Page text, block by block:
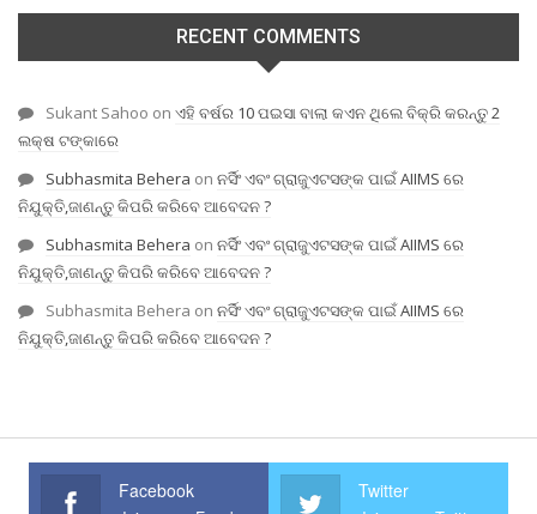
RECENT COMMENTS
Sukant Sahoo on ଏହି ବର୍ଷର 10 ପଇସା ବାଲା କଏନ ଥିଲେ ବିକ୍ରି କରନ୍ତୁ 2
ଲକ୍ଷ ଟଙ୍କାରେ
Subhasmita Behera on ନର୍ସିଂ ଏବଂ ଗ୍ରାଜୁଏଟସଙ୍କ ପାଇଁ AIIMS ରେ
ନିଯୁକ୍ତି,ଜାଣନ୍ତୁ କିପରି କରିବେ ଆବେଦନ ?
Subhasmita Behera on ନର୍ସିଂ ଏବଂ ଗ୍ରାଜୁଏଟସଙ୍କ ପାଇଁ AIIMS ରେ
ନିଯୁକ୍ତି,ଜାଣନ୍ତୁ କିପରି କରିବେ ଆବେଦନ ?
Subhasmita Behera on ନର୍ସିଂ ଏବଂ ଗ୍ରାଜୁଏଟସଙ୍କ ପାଇଁ AIIMS ରେ
ନିଯୁକ୍ତି,ଜାଣନ୍ତୁ କିପରି କରିବେ ଆବେଦନ ?
Facebook Twitter